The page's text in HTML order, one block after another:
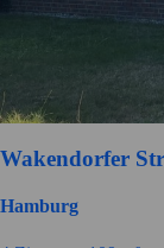
Wakendorfer
Hamburg